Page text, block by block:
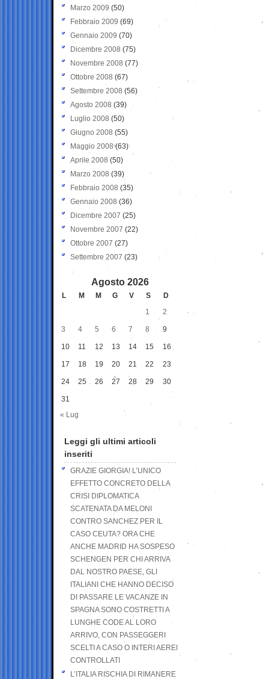
Marzo 2009 (50)
Febbraio 2009 (69)
Gennaio 2009 (70)
Dicembre 2008 (75)
Novembre 2008 (77)
Ottobre 2008 (67)
Settembre 2008 (56)
Agosto 2008 (39)
Luglio 2008 (50)
Giugno 2008 (55)
Maggio 2008(63)
Aprile 2008 (50)
Marzo 2008 (39)
Febbraio 2008 (35)
Gennaio 2008 (36)
Dicembre 2007 (25)
Novembre 2007 (22)
Ottobre 2007 (27)
Settembre 2007 (23)
Agosto 2026
L M M G V S
D
1
2
3 4 5 6 7 8 9
10 11 12 13 14 15 16
17 18 19 20 21 22 23
24 25 26 27 28 29 30
31
« Lug
Leggi gli ultimi articoli
inseriti
GRAZIE GIORGIA! L’UNICO
EFFETTO CONCRETO DELLA
CRISI DIPLOMATICA
SCATENATA DA MELONI
CONTRO SANCHEZ PER IL
CASO CEUTA? ORA CHE
ANCHE MADRID HA SOSPESO
SCHENGEN PER CHI ARRIVA
DAL NOSTRO PAESE, GLI
ITALIANI CHE HANNO DECISO
DI PASSARE LE VACANZE IN
SPAGNA SONO COSTRETTI A
LUNGHE CODE AL LORO
ARRIVO, CON PASSEGGERI
SCELTI A CASO O INTERI AEREI
CONTROLLATI
L’ITALIA RISCHIA DI RIMANERE